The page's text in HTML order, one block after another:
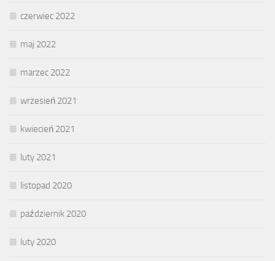
czerwiec 2022
maj 2022
marzec 2022
wrzesień 2021
kwiecień 2021
luty 2021
listopad 2020
październik 2020
luty 2020